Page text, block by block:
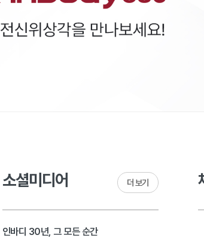
소셜미디어
인바디 30년, 그 모든 순간
더 보기